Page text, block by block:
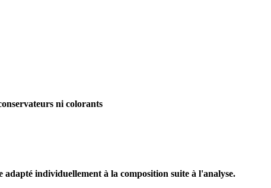
ni colorants
adapté individuellement à la composition suite à l'analyse.